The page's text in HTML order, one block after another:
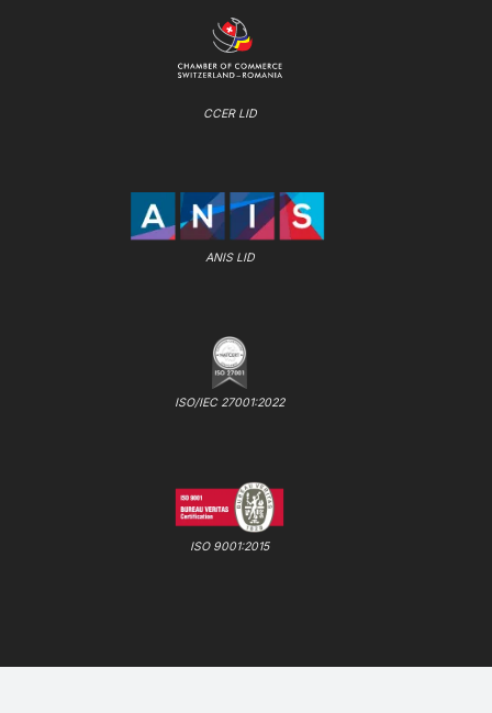
CCER LID
ANIS LID
ISO/IEC 27001:2022
ISO 9001:2015